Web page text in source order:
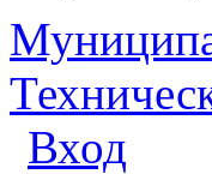
Вход